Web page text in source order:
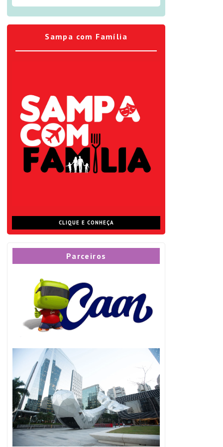
Sampa com Família
CLIQUE E CONHEÇA
Parceiros